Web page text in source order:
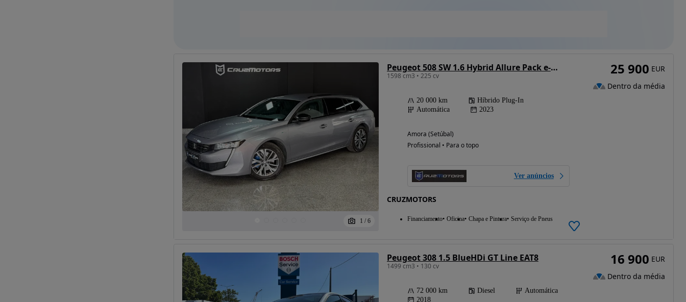
1 / 6
Peugeot 508 SW 1.6 Hybrid Allure Pack e-EAT8
1598 cm3 • 225 cv
20 000 km
Híbrido Plug-In
Automática
2023
Amora (Setúbal)
Profissional • Para o topo
Ver anúncios
CRUZMOTORS
Financiamento Oficina Chapa e Pintura Serviço de Pneus
25 900 EUR
Dentro da média
Peugeot 308 1.5 BlueHDi GT Line EAT8
1499 cm3 • 130 cv
72 000 km Diesel
Automática
2018
16 900 EUR
Dentro da média